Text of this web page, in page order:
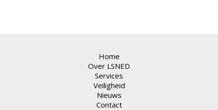
Home
Over LSNED
Services
Veiligheid
Nieuws
Contact